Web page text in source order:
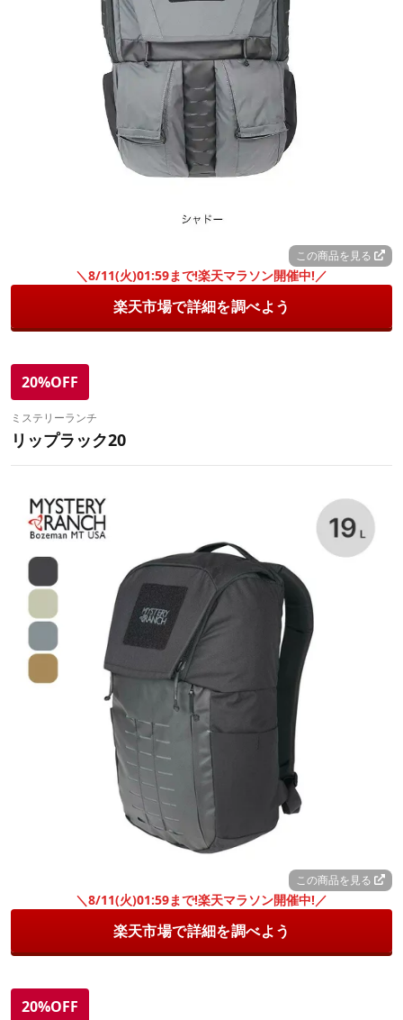
この商品を見る
＼8/11(火)01:59まで!楽天マラソン開催中!／
楽天市場で詳細を調べよう
20%OFF
ミステリーランチ
リップラック20
この商品を見る
＼8/11(火)01:59まで!楽天マラソン開催中!／
楽天市場で詳細を調べよう
20%OFF